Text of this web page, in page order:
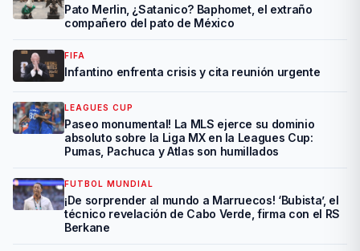
Pato Merlin, ¿Satanico? Baphomet, el extraño
compañero del pato de México
FIFA
Infantino enfrenta crisis y cita reunión urgente
LEAGUES CUP
Paseo monumental! La MLS ejerce su dominio
absoluto sobre la Liga MX en la Leagues Cup:
Pumas, Pachuca y Atlas son humillados
FUTBOL MUNDIAL
¡De sorprender al mundo a Marruecos! ‘Bubista’, el
técnico revelación de Cabo Verde, firma con el RS
Berkane